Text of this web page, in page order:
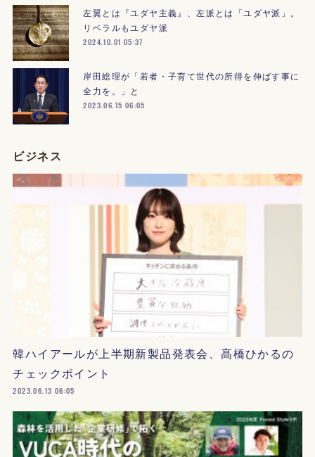
左翼とは『ユダヤ主義』、左派とは「ユダヤ派」。
リベラルもユダヤ派
2024.10.01 05:37
岸田総理が「若者・子育て世代の所得を伸ばす事に
全力を。」と
2023.06.15 06:05
ビジネス
韓ハイアールが上半期新製品発表会、髙橋ひかるの
チェックポイント
2023.06.13 06:05